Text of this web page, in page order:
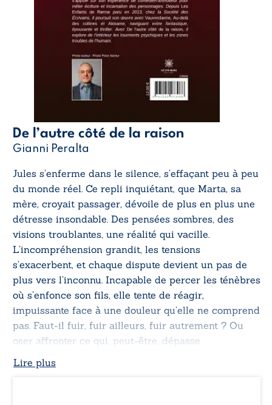
De l’autre côté de la raison
Gianni Peralta
Jules s’enferme dans le silence, s’effaçant peu à peu
du monde réel. Ce repli inquiétant, que Marta, sa
mère, croyait passager, dévoile de plus en plus une
détresse insondable. Des pensées sombres, des
visions troublantes, une réalité qui vacille.
L’incompréhension grandit, les tensions
s’exacerbent, et chaque dispute devient un pas de
plus vers l’inconnu. Incapable de percer les ténèbres
où s’enfonce son fils, elle tente de réagir,
impuissante face à une douleur qu’elle ne comprend
pas. Faut-il fuir, fuir ailleurs, fuir autrement ? Ou
oser affronter ce qui, peut-être, dépasse
l’entendement ?
Lire plus